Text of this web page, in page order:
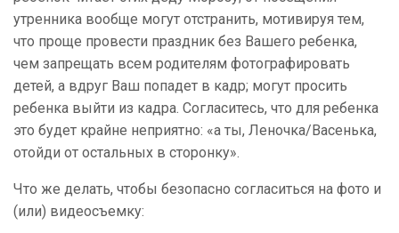
утренника вообще могут отстранить, мотивируя тем,
что проще провести праздник без Вашего ребенка,
чем запрещать всем родителям фотографировать
детей, а вдруг Ваш попадет в кадр; могут просить
ребенка выйти из кадра. Согласитесь, что для ребенка
это будет крайне неприятно: «а ты, Леночка/Васенька,
отойди от остальных в сторонку».
Что же делать, чтобы безопасно согласиться на фото и
(или) видеосъемку: